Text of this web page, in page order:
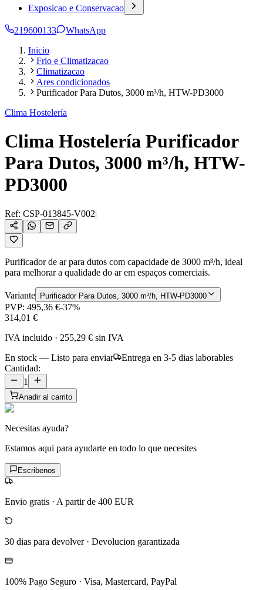
Exposicao e Conservacao
219600133
WhatsApp
Inicio
Frio e Climatizacao
Climatizacao
Ares condicionados
Purificador Para Dutos, 3000 m³/h, HTW-PD3000
Clima Hostelería
Clima Hostelería Purificador
Para Dutos, 3000 m³/h, HTW-
PD3000
Ref: CSP-013845-V002|
Purificador de ar para dutos com capacidade de 3000 m³/h, ideal
para melhorar a qualidade do ar em espaços comerciais.
Variante Purificador Para Dutos, 3000 m³/h, HTW-PD3000
PVP: 495,36 €-37%
314,01 €
IVA incluido · 255,29 € sin IVA
En stock — Listo para enviar
Entrega en 3-5 dias laborables
Cantidad:
1
Anadir al carrito
Necesitas ayuda?
Estamos aqui para ayudarte en todo lo que necesites
Escribenos
Envio gratis · A partir de 400 EUR
30 dias para devolver· Devolucion garantizada
100% Pago Seguro · Visa, Mastercard, PayPal